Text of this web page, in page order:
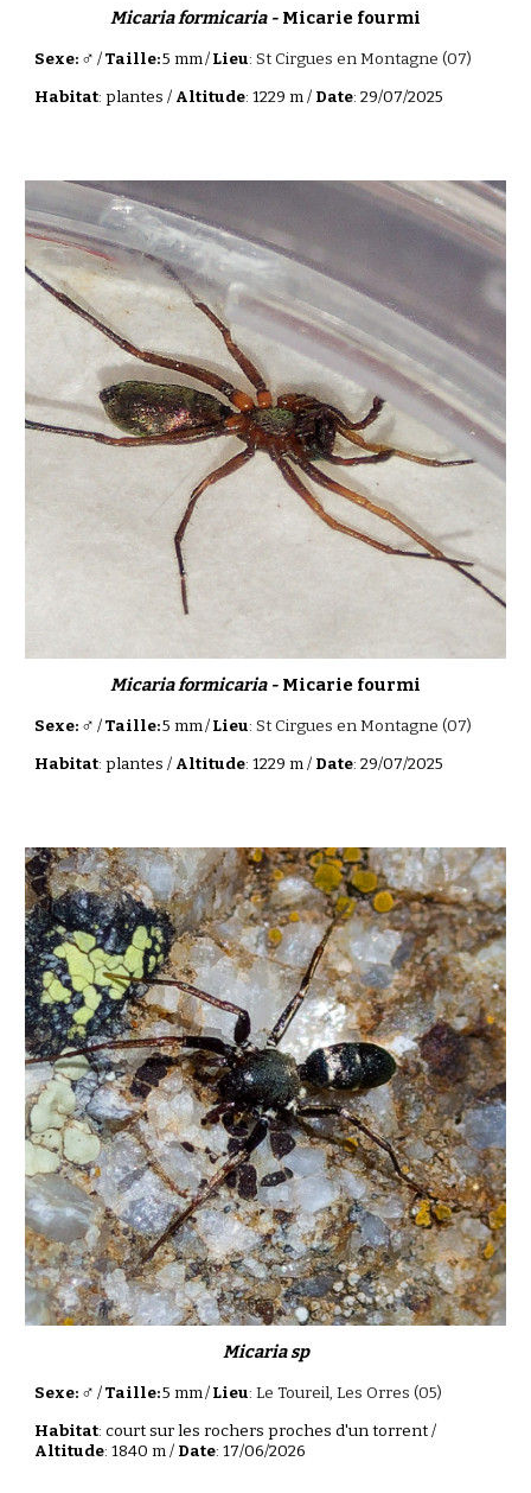
Micariaformicaria - Micarie fourmi
Sexe: ♂ /Taille:5 mm/Lieu:St Cirgues en Montagne (07)
Habitat:plantes / Altitude: 1229 m / Date:29/07/2025
Micaria formicaria - Micarie fourmi
Sexe: ♂ /Taille:5 mm/Lieu:St Cirgues en Montagne (07)
Habitat: plantes / Altitude: 1229 m / Date: 29/07/2025
Micariasp
Sexe: ♂ /Taille:5 mm/Lieu:Le Toureil, Les Orres (05)
Habitat:court sur les rochers proches d'un torrent/
Altitude: 1840 m / Date:17/06/2026